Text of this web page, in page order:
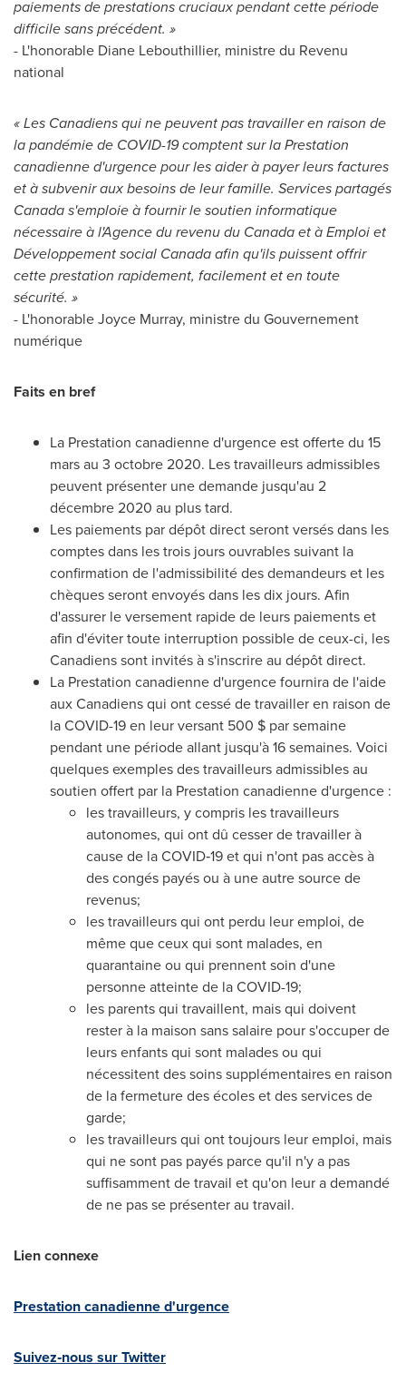
paiements de prestations cruciaux pendant cette période
difficile sans précédent. »
- L'honorable Diane Lebouthillier, ministre du Revenu
national
« Les Canadiens qui ne peuvent pas travailler en raison de
la pandémie de COVID-19 comptent sur la Prestation
canadienne d'urgence pour les aider à payer leurs factures
et à subvenir aux besoins de leur famille. Services partagés
Canadas'emploie à fournir le soutien informatique
nécessaire à l'Agence du revenu du Canadaet à Emploi et
Développement social Canadaafin qu'ils puissent offrir
cette prestation rapidement, facilement et en toute
sécurité. »
- L'honorableJoyce Murray, ministre du Gouvernement
numérique
Faits en bref
La Prestation canadienne d'urgence est offerte du 15
mars au 3 octobre 2020. Les travailleurs admissibles
peuvent présenter une demande jusqu'au 2
décembre 2020 au plus tard.
Les paiements par dépôt direct seront versés dans les
comptes dans les trois jours ouvrables suivant la
confirmation de l'admissibilité des demandeurs et les
chèques seront envoyés dans les dix jours. Afin
d'assurer le versement rapide de leurs paiements et
afin d'éviter toute interruption possible de ceux-ci, les
Canadiens sont invités à s'inscrire au dépôt direct.
La Prestation canadienne d'urgence fournira de l'aide
aux Canadiens qui ont cessé de travailler en raison de
la COVID-19 en leur versant 500 $ par semaine
pendant une période allant jusqu'à 16 semaines. Voici
quelques exemples des travailleurs admissibles au
soutien offert par la Prestation canadienne d'urgence :
les travailleurs, y compris les travailleurs
autonomes, qui ont dû cesser de travailler à
cause de la COVID‑19 et qui n'ont pas accès à
des congés payés ou à une autre source de
revenus;
les travailleurs qui ont perdu leur emploi, de
même que ceux qui sont malades, en
quarantaine ou qui prennent soin d'une
personne atteinte de la COVID-19;
les parents qui travaillent, mais qui doivent
rester à la maison sans salaire pour s'occuper de
leurs enfants qui sont malades ou qui
nécessitent des soins supplémentaires en raison
de la fermeture des écoles et des services de
garde;
les travailleurs qui ont toujours leur emploi, mais
qui ne sont pas payés parce qu'il n'y a pas
suffisamment de travail et qu'on leur a demandé
de ne pas se présenter au travail.
Lien connexe
Prestation canadienne d'urgence
Suivez‑nous sur Twitter